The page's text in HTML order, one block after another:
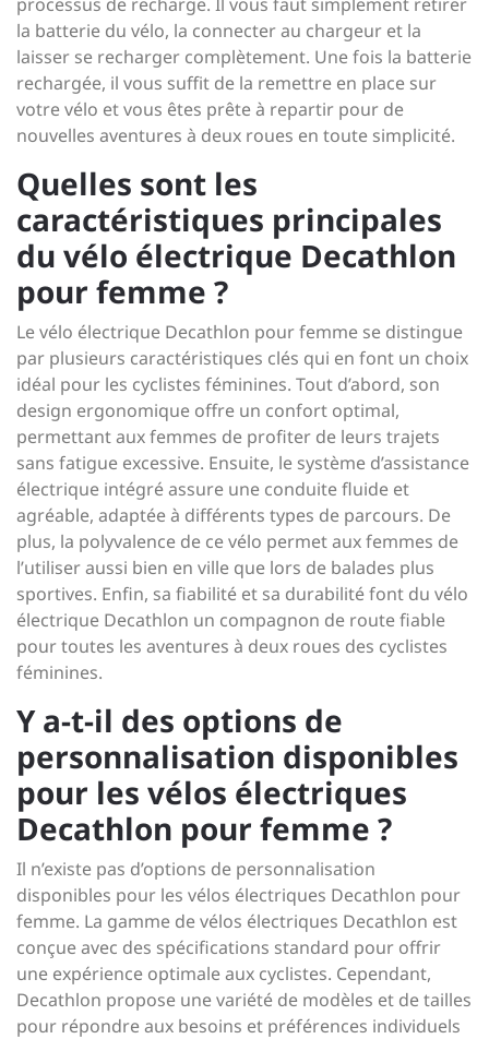
la batterie du vélo, la connecter au chargeur et la
laisser se recharger complètement. Une fois la batterie
rechargée, il vous suffit de la remettre en place sur
votre vélo et vous êtes prête à repartir pour de
nouvelles aventures à deux roues en toute simplicité.
Quelles sont les
caractéristiques principales
du vélo électrique Decathlon
pour femme ?
Le vélo électrique Decathlon pour femme se distingue
par plusieurs caractéristiques clés qui en font un choix
idéal pour les cyclistes féminines. Tout d’abord, son
design ergonomique offre un confort optimal,
permettant aux femmes de profiter de leurs trajets
sans fatigue excessive. Ensuite, le système d’assistance
électrique intégré assure une conduite fluide et
agréable, adaptée à différents types de parcours. De
plus, la polyvalence de ce vélo permet aux femmes de
l’utiliser aussi bien en ville que lors de balades plus
sportives. Enfin, sa fiabilité et sa durabilité font du vélo
électrique Decathlon un compagnon de route fiable
pour toutes les aventures à deux roues des cyclistes
féminines.
Y a-t-il des options de
personnalisation disponibles
pour les vélos électriques
Decathlon pour femme ?
Il n’existe pas d’options de personnalisation
disponibles pour les vélos électriques Decathlon pour
femme. La gamme de vélos électriques Decathlon est
conçue avec des spécifications standard pour offrir
une expérience optimale aux cyclistes. Cependant,
Decathlon propose une variété de modèles et de tailles
pour répondre aux besoins et préférences individuels